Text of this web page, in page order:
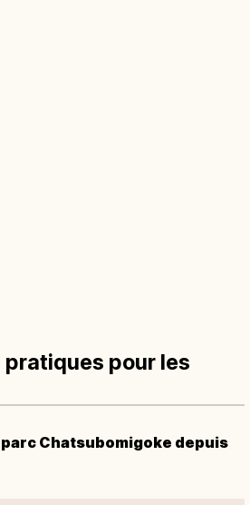
pour les
Chatsubomigoke depuis